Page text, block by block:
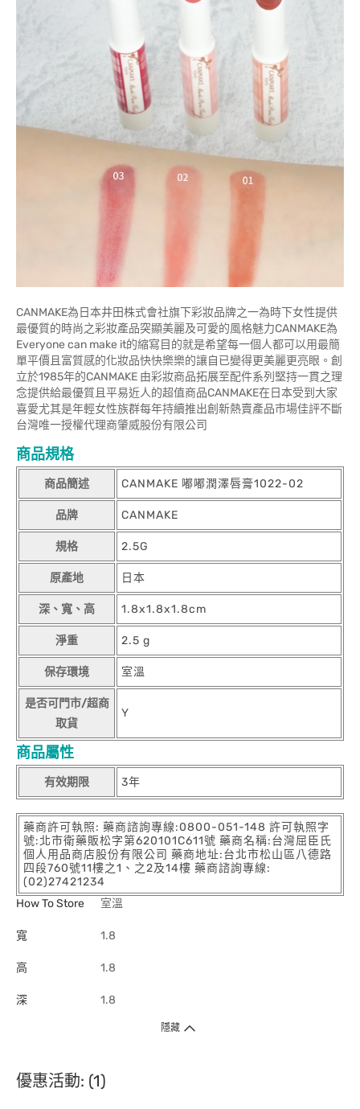
CANMAKE為日本井田株式會社旗下彩妝品牌之一為時下女性提供
最優質的時尚之彩妝產品突顯美麗及可愛的風格魅力CANMAKE為
Everyone can make it的縮寫目的就是希望每一個人都可以用最簡
單平價且富質感的化妝品快快樂樂的讓自已變得更美麗更亮眼。創
立於1985年的CANMAKE 由彩妝商品拓展至配件系列堅持一貫之理
念提供給最優質且平易近人的超值商品CANMAKE在日本受到大家
喜愛尤其是年輕女性族群每年持續推出創新熱賣產品市場佳評不斷
台灣唯一授權代理商肇威股份有限公司
商品規格
商品簡述 CANMAKE 嘟嘟潤澤唇膏1022-02
品牌 CANMAKE
規格 2.5G
原產地 日本
深、寬、高 1.8x1.8x1.8cm
淨重 2.5 g
保存環境 室溫
是否可門市/超商
取貨
Y
商品屬性
有效期限 3年
藥商許可執照: 藥商諮詢專線:0800-051-148 許可執照字
號:北市衛藥販松字第620101C611號 藥商名稱:台灣屈臣氏
個人用品商店股份有限公司 藥商地址:台北市松山區八德路
四段760號11樓之1、之2及14樓 藥商諮詢專線:
(02)27421234
How To Store
室溫
寬 1.8
高 1.8
深 1.8
隱藏
優惠活動: (1)